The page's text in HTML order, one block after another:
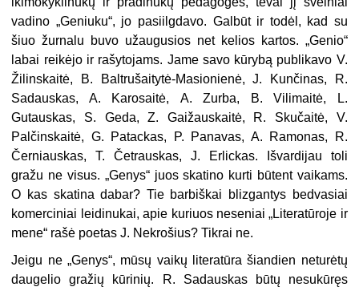
vadino „Geniuku“, jo pasiilgdavo. Galbūt ir todėl, kad su
šiuo žurnalu buvo užaugusios net kelios kartos. „Genio“
labai reikėjo ir rašytojams. Jame savo kūrybą publikavo V.
Žilinskaitė, B. Baltrušaitytė-Masionienė, J. Kunčinas, R.
Sadauskas, A. Karosaitė, A. Zurba, B. Vilimaitė, L.
Gutauskas, S. Geda, Z. Gaižauskaitė, R. Skučaitė, V.
Palčinskaitė, G. Patackas, P. Panavas, A. Ramonas, R.
Černiauskas, T. Četrauskas, J. Erlickas. Išvardijau toli
gražu ne visus. „Genys“ juos skatino kurti būtent vaikams.
O kas skatina dabar? Tie barbiškai blizgantys bedvasiai
komerciniai leidinukai, apie kuriuos neseniai „Literatūroje ir
mene“ rašė poetas J. Nekrošius? Tikrai ne.
Jeigu ne „Genys“, mūsų vaikų literatūra šiandien neturėtų
daugelio gražių kūrinių. R. Sadauskas būtų nesukūręs